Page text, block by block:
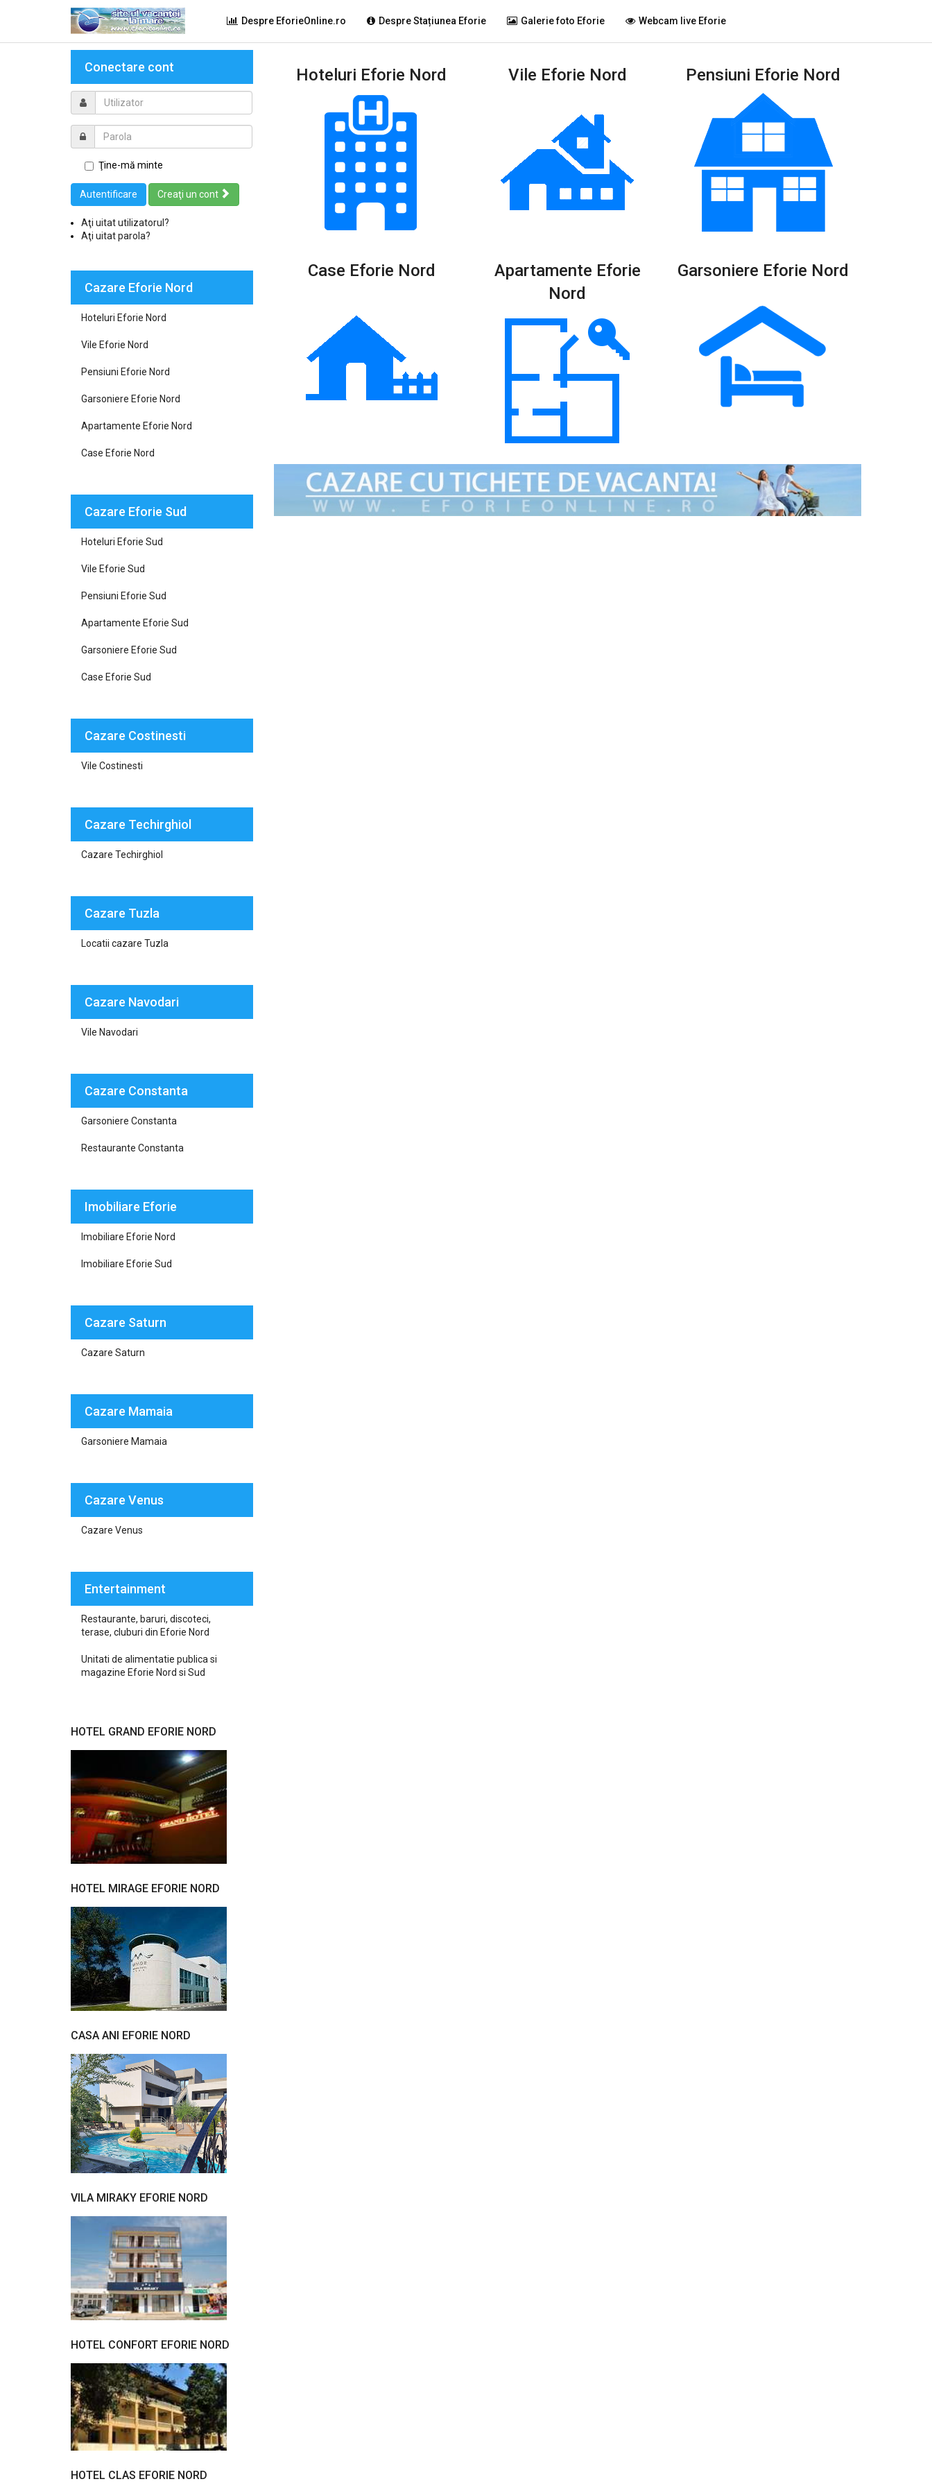
Despre EforieOnline.ro Despre Stațiunea Eforie Galerie foto Eforie Webcam live Eforie
Hoteluri Eforie Nord Vile Eforie Nord Pensiuni Eforie Nord
Case Eforie Nord
Apartamente Eforie
Nord
Garsoniere Eforie Nord
Conectare cont
Ţine-mă minte
Autentificare Creaţi un cont
Aţi uitat utilizatorul?
Aţi uitat parola?
Cazare Eforie Nord
Hoteluri Eforie Nord
Vile Eforie Nord
Pensiuni Eforie Nord
Garsoniere Eforie Nord
Apartamente Eforie Nord
Case Eforie Nord
Cazare Eforie Sud
Hoteluri Eforie Sud
Vile Eforie Sud
Pensiuni Eforie Sud
Apartamente Eforie Sud
Garsoniere Eforie Sud
Case Eforie Sud
Cazare Costinesti
Vile Costinesti
Cazare Techirghiol
Cazare Techirghiol
Cazare Tuzla
Locatii cazare Tuzla
Cazare Navodari
Vile Navodari
Cazare Constanta
Garsoniere Constanta
Restaurante Constanta
Imobiliare Eforie
Imobiliare Eforie Nord
Imobiliare Eforie Sud
Cazare Saturn
Cazare Saturn
Cazare Mamaia
Garsoniere Mamaia
Cazare Venus
Cazare Venus
Entertainment
Restaurante, baruri, discoteci,
terase, cluburi din Eforie Nord
Unitati de alimentatie publica si
magazine Eforie Nord si Sud
HOTEL GRAND EFORIE NORD
HOTEL MIRAGE EFORIE NORD
CASA ANI EFORIE NORD
VILA MIRAKY EFORIE NORD
HOTEL CONFORT EFORIE NORD
HOTEL CLAS EFORIE NORD